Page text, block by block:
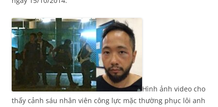
Hình ảnh video cho
thấy cảnh sáu nhân viên công lực mặc thường phục lôi anh